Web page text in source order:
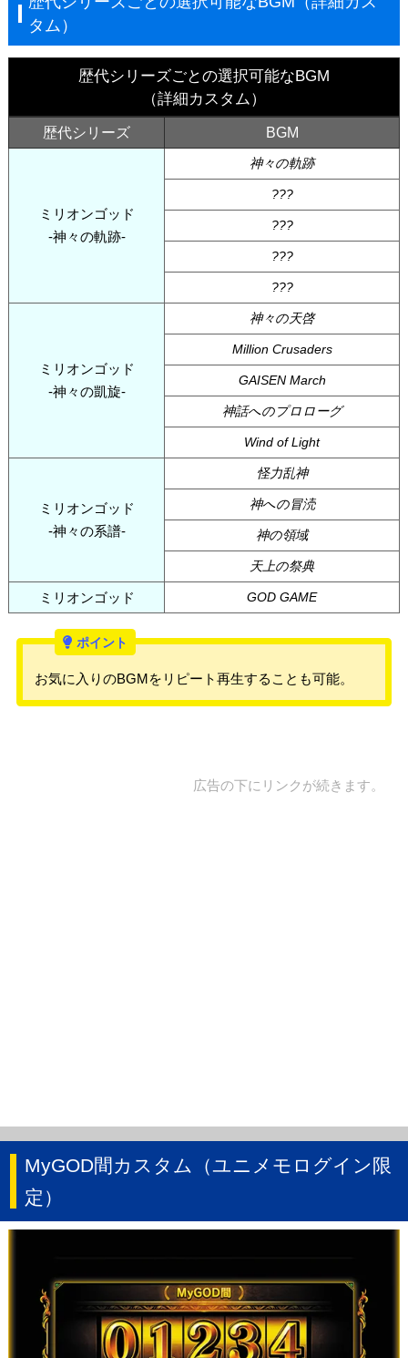
タム）
歴代シリーズごとの選択可能なBGM
（詳細カスタム）
歴代シリーズ BGM
ミリオンゴッド
-神々の軌跡-
神々の軌跡
???
???
???
???
ミリオンゴッド
-神々の凱旋-
神々の天啓
Million Crusaders
GAISEN March
神話へのプロローグ
Wind of Light
ミリオンゴッド
-神々の系譜-
怪力乱神
神への冒涜
神の領域
天上の祭典
ミリオンゴッド GOD GAME
お気に入りのBGMをリピート再生することも可能。
広告の下にリンクが続きます。
MyGOD間カスタム（ユニメモログイン限
定）